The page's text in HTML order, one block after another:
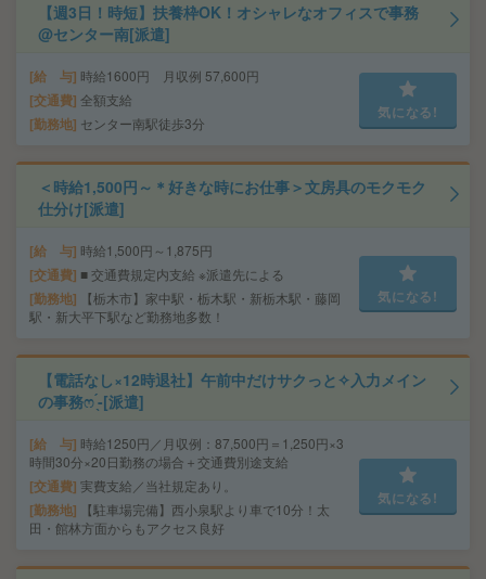
【週3日！時短】扶養枠OK！オシャレなオフィスで事務
@センター南[派遣]
給 与 時給1600円 月収例 57,600円
交通費 全額支給
勤務地 センター南駅徒歩3分
気になる!
＜時給1,500円～＊好きな時にお仕事＞文房具のモクモク
仕分け[派遣]
給 与 時給1,500円～1,875円
交通費 ■ 交通費規定内支給 ※派遣先による
勤務地
【栃木市】家中駅・栃木駅・新栃木駅・藤岡
駅・新大平下駅など勤務地多数！
気になる!
【電話なし×12時退社】午前中だけサクっと✧入力メイン
の事務ෆ ̖́-[派遣]
給 与 時給1250円／月収例：87,500円＝1,250円×3
時間30分×20日勤務の場合＋交通費別途支給
交通費 実費支給／当社規定あり。
勤務地
【駐車場完備】西小泉駅より車で10分！太
田・館林方面からもアクセス良好
気になる!